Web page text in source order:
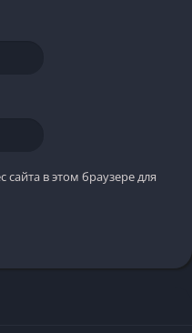
в этом браузере для